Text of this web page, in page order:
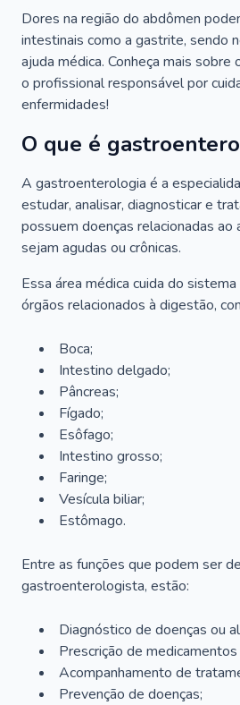
Dores na região do abdômen
intestinais como a gastrite, sendo
ajuda médica. Conheça mais
o profissional responsável por
enfermidades!
O que é
A gastroenterologia é a
estudar, analisar, diagnosticar e
possuem doenças relacionadas ao
sejam agudas ou crônicas.
Essa área médica cuida do
órgãos relacionados à digestão,
Boca;
Intestino delgado;
Pâncreas;
Fígado;
Esôfago;
Intestino grosso;
Faringe;
Vesícula biliar;
Estômago.
Entre as funções que podem ser
gastroenterologista, estão:
Diagnóstico de doenças ou
Prescrição de
Acompanhamento de
Prevenção de doenças;